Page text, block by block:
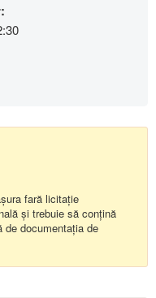
fară licitație
și trebuie să conțină
de documentația de